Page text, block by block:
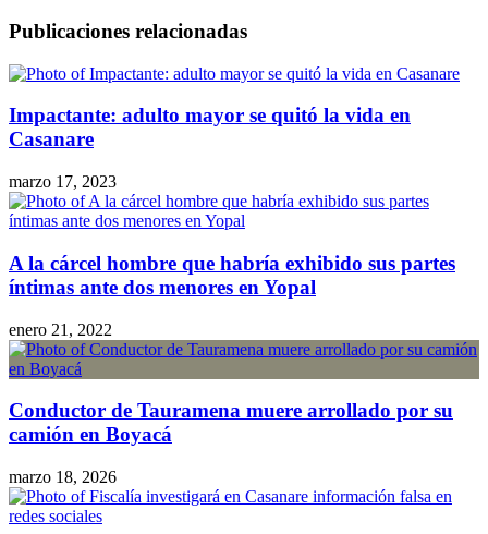
Publicaciones relacionadas
Impactante: adulto mayor se quitó la vida en
Casanare
marzo 17, 2023
A la cárcel hombre que habría exhibido sus partes
íntimas ante dos menores en Yopal
enero 21, 2022
Conductor de Tauramena muere arrollado por su
camión en Boyacá
marzo 18, 2026